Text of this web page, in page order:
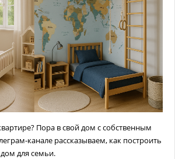
Пора в свой дом с собственным
канале рассказываем, как построить
для семьи.